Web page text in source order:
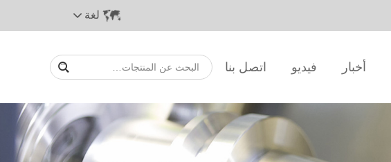
لغة
أخبار فيديو اتصل بنا